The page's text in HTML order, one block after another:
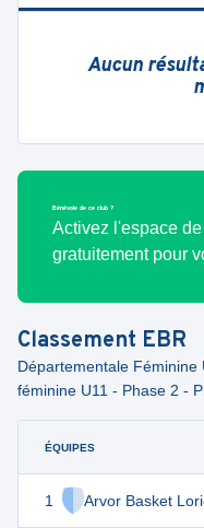
Aucun
Bénévole de ce club ?
Activez l'espace
gratuitement pour
Classement EBR
Départementale Féminine
féminine U11 - Phase 2 -
ÉQUIPES
1 Arvor Basket